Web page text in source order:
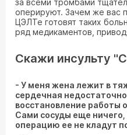
за всеми тромбами
оперируют. Зачем же вас
ЦЭЛТе готовят таких
ряд медикаментов,
Скажи инсульту
- У меня жена лежит в
сердечная
восстановление работы
Сами сосуды еще ничего,
операцию ее не кладут